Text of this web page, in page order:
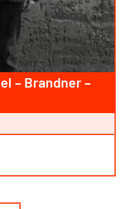
– Brandner –